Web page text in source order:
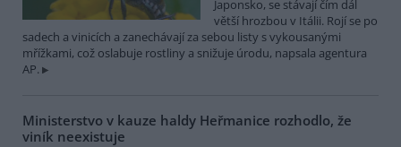
Japonsko, se stávají čím dál
větší hrozbou v Itálii. Rojí se po
sadech a vinicích a zanechávají za sebou listy s vykousanými
mřížkami, což oslabuje rostliny a snižuje úrodu, napsala agentura
AP.
Ministerstvo v kauze haldy Heřmanice rozhodlo, že
viník neexistuje